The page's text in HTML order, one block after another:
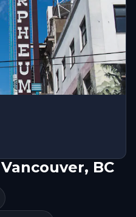
BC